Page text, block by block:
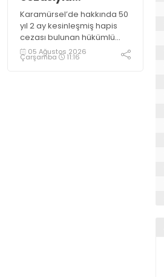
aranıyordu,
yakalandı
Karamürsel’de hakkında 50
yıl 2 ay kesinleşmiş hapis
cezası bulunan hükümlü
operasyonla gözaltına
alındı
05 Ağustos 2026
Çarşamba 11:16